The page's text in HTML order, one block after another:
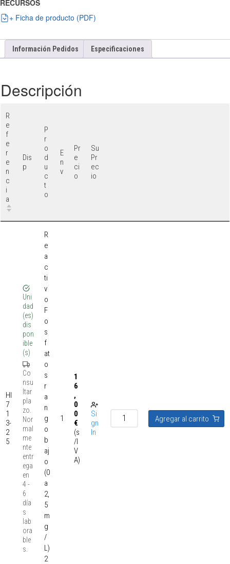
RECURSOS
+ Ficha de producto (PDF)
Información Pedidos Especificaciones
Descripción
R
e
f
e
r
e
n
c
i
a
Dis
p
P
r
o
d
u
c
t
o
E
n
v
Pr
e
ci
o
Su
Pr
ec
io
HI
7
1
3-
2
5
Uni
dad
(es)
dis
pon
ible
(s)
Co
nsu
ltar
pla
zo.
Nor
mal
me
nte
entr
ega
en
4 -
6
día
s
lab
ora
ble
s.
R
e
a
c
ti
v
o
F
o
s
f
at
o
s
r
a
n
g
o
b
aj
o
(0
a
2,
5
m
g
/
L)
2
1
1
6
,
0
0
€
(s
/I
V
A)
Si
gn
In
Agregar al carrito